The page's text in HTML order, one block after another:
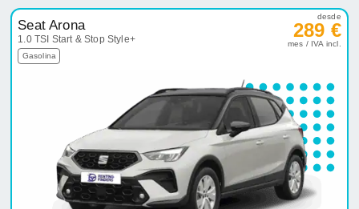
Seat Arona
1.0 TSI Start & Stop Style+
Gasolina
desde
289 €
mes / IVA incl.